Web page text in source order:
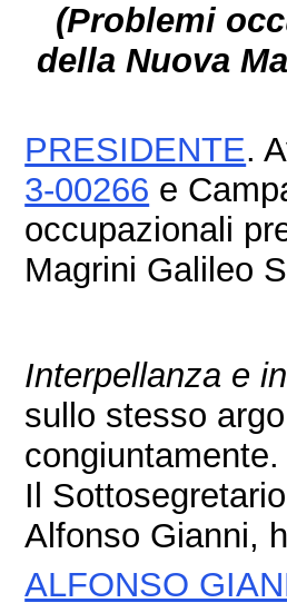
(Problemi
della Nuova
PRESIDENTE.
3-00266 e
occupazionali
Magrini Galileo
Interpellanza e
sullo stesso
congiuntamente.
Il
Alfonso Gianni,
ALFONSO